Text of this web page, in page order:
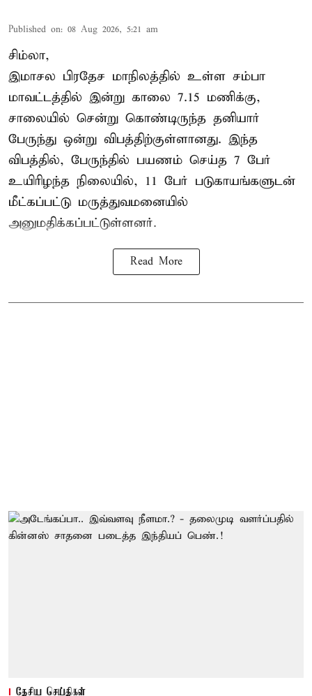
Published on: 08 Aug 2026, 5:21 am
சிம்லா,
இமாசல பிரதேச மாநிலத்தில் உள்ள சம்பா
மாவட்டத்தில் இன்று காலை 7.15 மணிக்கு,
சாலையில் சென்று கொண்டிருந்த தனியார்
பேருந்து ஒன்று விபத்திற்குள்ளானது. இந்த
விபத்தில், பேருந்தில் பயணம் செய்த 7 பேர்
உயிரிழந்த நிலையில், 11 பேர் படுகாயங்களுடன்
மீட்கப்பட்டு மருத்துவமனையில்
அனுமதிக்கப்பட்டுள்ளனர்.
Read More
தேசிய செய்திகள்